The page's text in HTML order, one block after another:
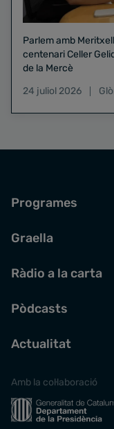
Parlem amb
centenari Celler Gelida de Sants, que enguany faran el pregó
de la Mercè
24 juliol 2026
Programes
Graella
Ràdio a la carta
Pòdcasts
Actualitat
Amb la col·laboració